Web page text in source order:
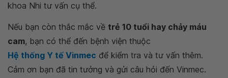
khoa Nhi tư vấn cụ thể.
Nếu bạn còn thắc mắc về trẻ 10 tuổi hay chảy máu
cam, bạn có thể đến bệnh viện thuộc
Hệ thống Y tế Vinmec để kiểm tra và tư vấn thêm.
Cảm ơn bạn đã tin tưởng và gửi câu hỏi đến Vinmec.